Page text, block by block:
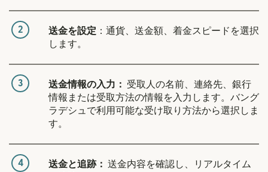
2 送金を設定 ：通貨、送金額、着金スピードを選択
します。
3 送金情報の入力：
受取人の名前、連絡先、銀行
情報または受取方法の情報を入力します。バング
ラデシュで利用可能な受け取り方法から選択しま
す。
4 送金と追跡： 送金内容を確認し、リアルタイム